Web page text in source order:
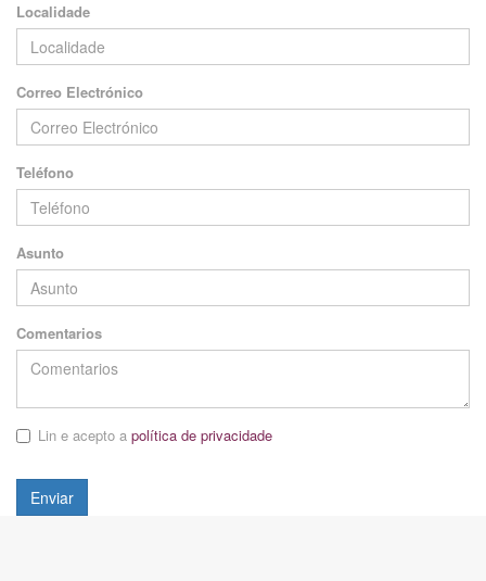
Localidade
Correo Electrónico
Teléfono
Asunto
Comentarios
Lin e acepto a política de privacidade
Enviar